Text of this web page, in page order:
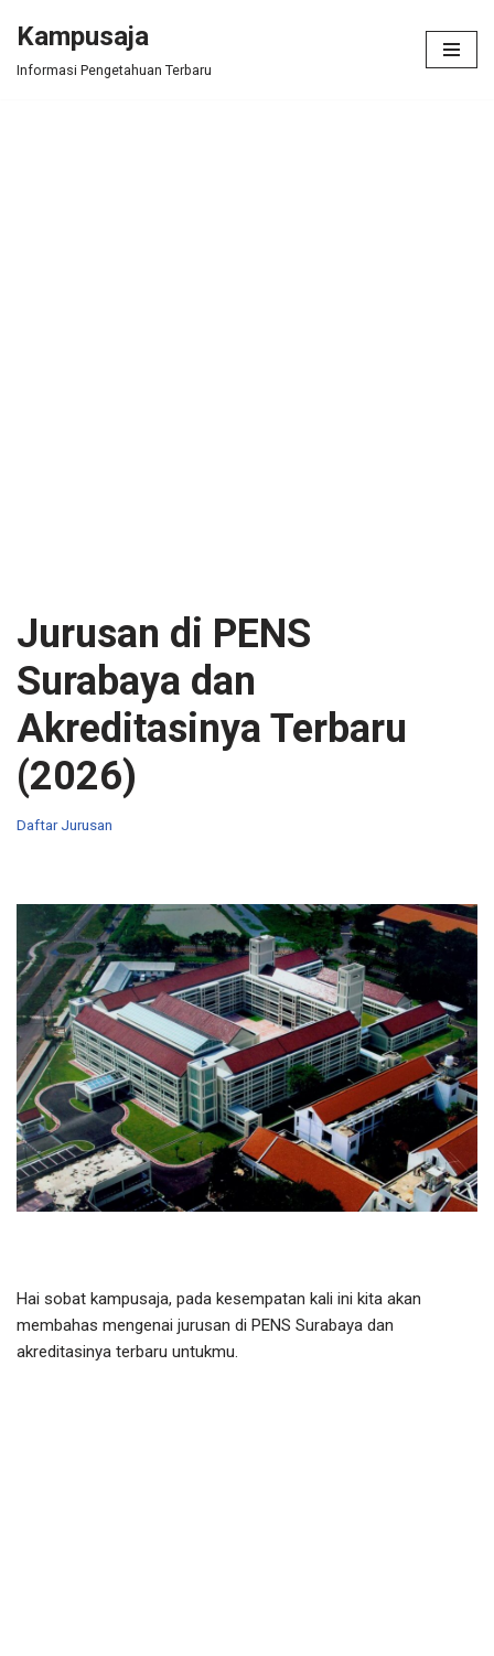
Skip
Kampusaja
Informasi Pengetahuan Terbaru
Jurusan di PENS
Surabaya dan
Akreditasinya Terbaru
(2026)
Daftar Jurusan
Hai sobat kampusaja, pada kesempatan kali ini kita akan
membahas mengenai jurusan di PENS Surabaya dan
akreditasinya terbaru untukmu.